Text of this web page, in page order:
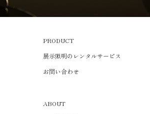
PRODUCT
展示照明のレンタルサービス
お問い合わせ
ABOUT